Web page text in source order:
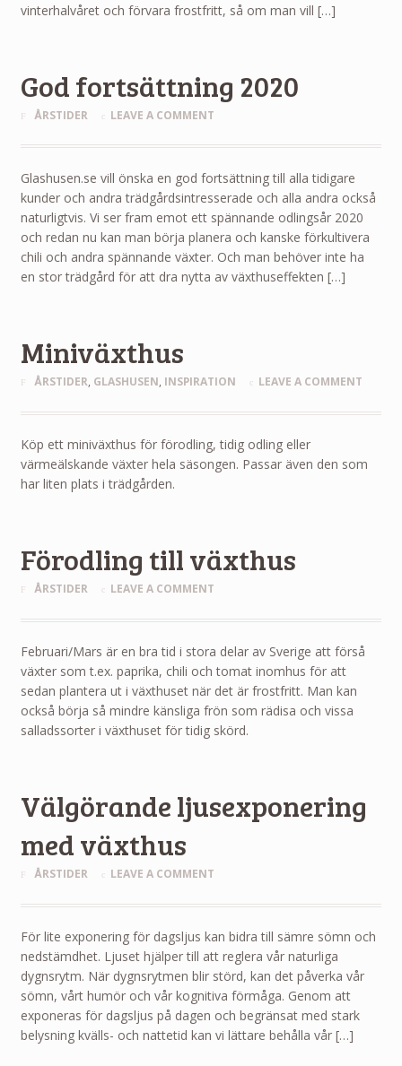
vinterhalvåret och förvara frostfritt, så om man vill […]
God fortsättning 2020
ÅRSTIDER LEAVE A COMMENT
Glashusen.se vill önska en god fortsättning till alla tidigare
kunder och andra trädgårdsintresserade och alla andra också
naturligtvis. Vi ser fram emot ett spännande odlingsår 2020
och redan nu kan man börja planera och kanske förkultivera
chili och andra spännande växter. Och man behöver inte ha
en stor trädgård för att dra nytta av växthuseffekten […]
Miniväxthus
ÅRSTIDER, GLASHUSEN, INSPIRATION LEAVE A COMMENT
Köp ett miniväxthus för förodling, tidig odling eller
värmeälskande växter hela säsongen. Passar även den som
har liten plats i trädgården.
Förodling till växthus
ÅRSTIDER LEAVE A COMMENT
Februari/Mars är en bra tid i stora delar av Sverige att förså
växter som t.ex. paprika, chili och tomat inomhus för att
sedan plantera ut i växthuset när det är frostfritt. Man kan
också börja så mindre känsliga frön som rädisa och vissa
salladssorter i växthuset för tidig skörd.
Välgörande ljusexponering
med växthus
ÅRSTIDER LEAVE A COMMENT
För lite exponering för dagsljus kan bidra till sämre sömn och
nedstämdhet. Ljuset hjälper till att reglera vår naturliga
dygnsrytm. När dygnsrytmen blir störd, kan det påverka vår
sömn, vårt humör och vår kognitiva förmåga. Genom att
exponeras för dagsljus på dagen och begränsat med stark
belysning kvälls- och nattetid kan vi lättare behålla vår […]